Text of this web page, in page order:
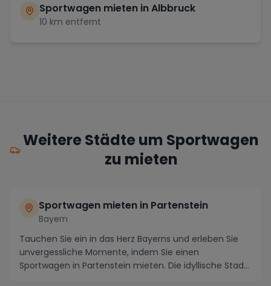
Sportwagen mieten inAlbbruck
10 km entfernt
Weitere Städte um Sportwagen
zu mieten
Sportwagen mieten in Partenstein
Bayern
Tauchen Sie ein in das Herz Bayerns und erleben Sie
unvergessliche Momente, indem Sie einen
Sportwagen in Partenstein mieten. Die idyllische Stadt,